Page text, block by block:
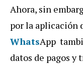
Ahora, sin
por la aplicación
Whats­App
datos de pagos y